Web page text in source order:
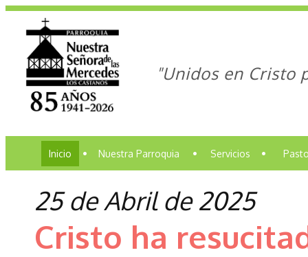
"Unidos en Cristo
Inicio • Nuestra Parroquia • Servicios •
25 de Abril de 2025
Cristo ha